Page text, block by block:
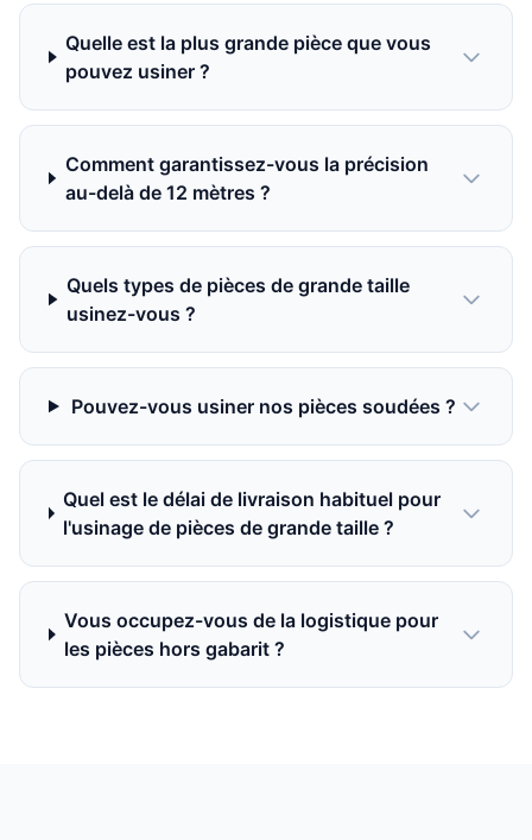
Quelle est la plus grande pièce que vous
pouvez usiner ?
Comment garantissez-vous la précision
au-delà de 12 mètres ?
Quels types de pièces de grande taille
usinez-vous ?
Pouvez-vous usiner nos pièces soudées ?
Quel est le délai de livraison habituel pour
l'usinage de pièces de grande taille ?
Vous occupez-vous de la logistique pour
les pièces hors gabarit ?